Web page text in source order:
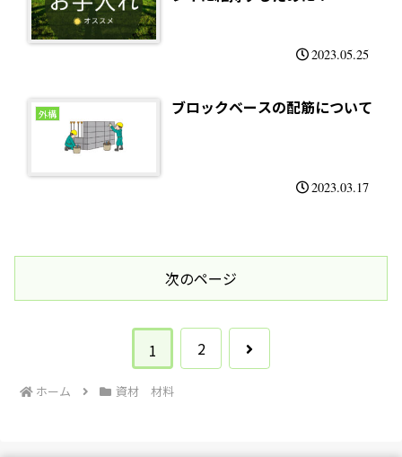
2023.05.25
外構 ブロックベースの配筋について
2023.03.17
次のページ
1 2
次
ホーム 資材 材料